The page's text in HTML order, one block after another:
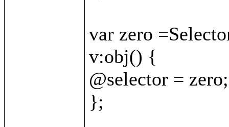
var zero
v:obj() {
@selector = zero;
};